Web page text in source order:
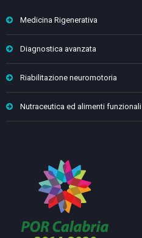
Medicina Rigenerativa
Diagnostica avanzata
Riabilitazione neuromotoria
Nutraceutica ed alimenti funzionali